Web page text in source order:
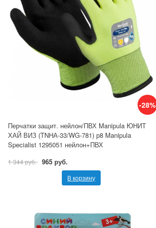
-28%
Перчатки защит. нейлон/ПВХ Manipula ЮНИТ
ХАЙ ВИЗ (TNHА-33/WG-781) р8 Manipula
Specialist 1295051 нейлон+ПВХ
1 344 руб. 965 руб.
В корзину